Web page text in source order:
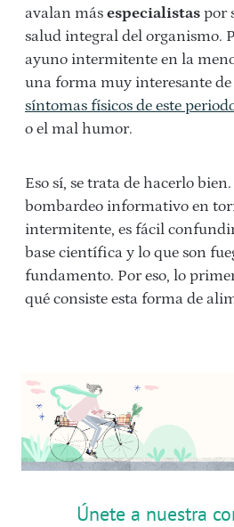
avalan más especialistas por
salud integral del organismo.
ayuno intermitente en la
una forma muy interesante de
síntomas físicos de este
o el mal humor.
Eso sí, se trata de hacerlo
bombardeo informativo en
intermitente, es fácil
base científica y lo que son
fundamento. Por eso, lo
qué consiste esta forma de
Únete a nuestra